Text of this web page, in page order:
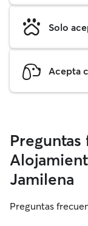
Solo
Acepta
Jamilena
Preguntas